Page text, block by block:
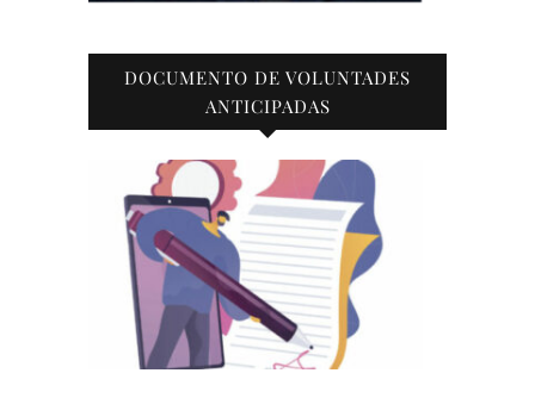
DOCUMENTO DE VOLUNTADES
ANTICIPADAS